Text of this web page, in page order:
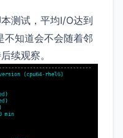
测试，平均I/O达到
知道会不会随着邻
续观察。